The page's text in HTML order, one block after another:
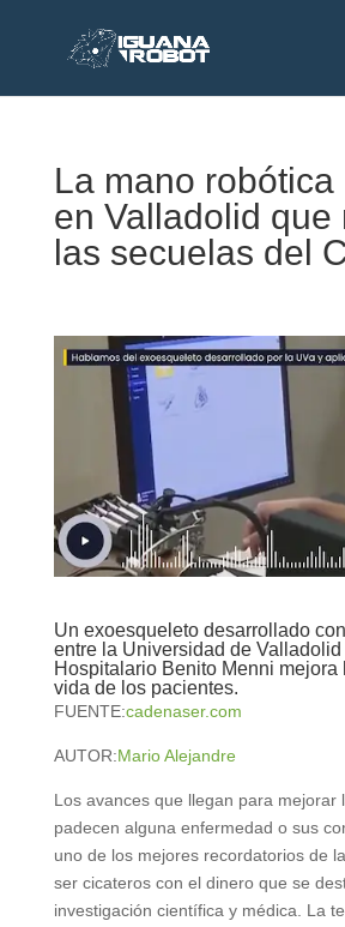
La mano robótica
en Valladolid que
las secuelas del
Un exoesqueleto desarrollado
entre la Universidad de
Hospitalario Benito Menni mejora
vida de los pacientes.
FUENTE:cadenaser.com
AUTOR:Mario Alejandre
Los avances que llegan para mejorar
padecen alguna enfermedad o sus
uno de los mejores recordatorios de
ser cicateros con el dinero que se
investigación científica y médica. La